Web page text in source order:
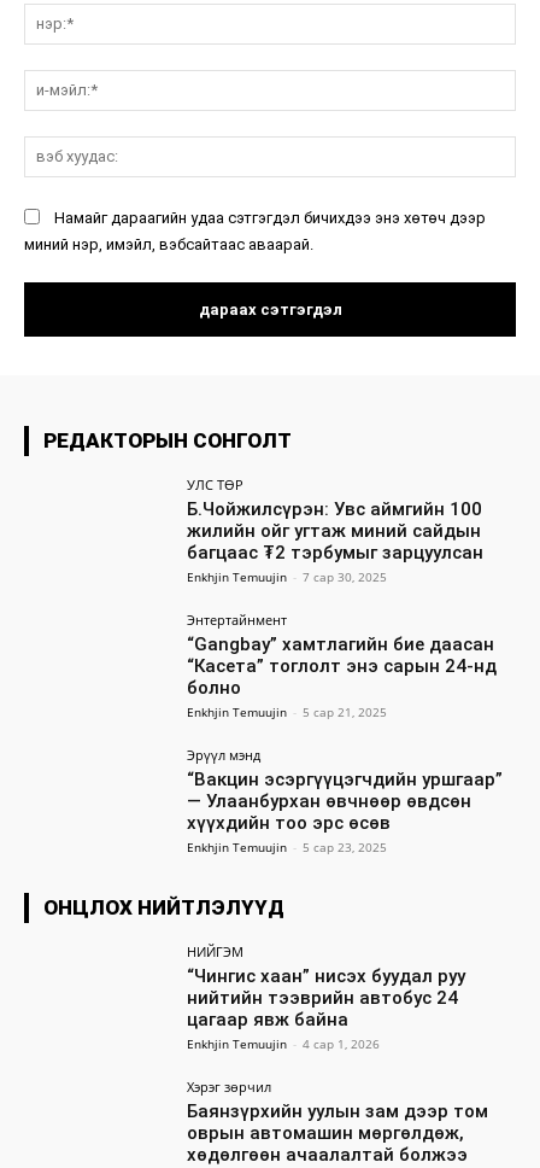
Намайг дараагийн удаа сэтгэгдэл бичихдээ энэ хөтөч дээр
миний нэр, имэйл, вэбсайтаас аваарай.
РЕДАКТОРЫН СОНГОЛТ
УЛС ТӨР
Б.Чойжилсүрэн: Увс аймгийн 100
жилийн ойг угтаж миний сайдын
багцаас ₮2 тэрбумыг зарцуулсан
Enkhjin Temuujin - 7 сар 30, 2025
Энтертайнмент
“Gangbay” хамтлагийн бие даасан
“Касета” тоглолт энэ сарын 24-нд
болно
Enkhjin Temuujin - 5 сар 21, 2025
Эрүүл мэнд
“Вакцин эсэргүүцэгчдийн уршгаар”
— Улаанбурхан өвчнөөр өвдсөн
хүүхдийн тоо эрс өсөв
Enkhjin Temuujin - 5 сар 23, 2025
ОНЦЛОХ НИЙТЛЭЛҮҮД
НИЙГЭМ
“Чингис хаан” нисэх буудал руу
нийтийн тээврийн автобус 24
цагаар явж байна
Enkhjin Temuujin - 4 сар 1, 2026
Хэрэг зөрчил
Баянзүрхийн уулын зам дээр том
оврын автомашин мөргөлдөж,
хөдөлгөөн ачаалалтай болжээ